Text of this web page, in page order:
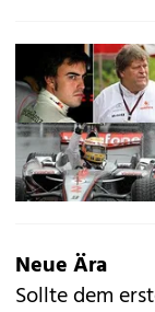
Neue Ära
Sollte dem